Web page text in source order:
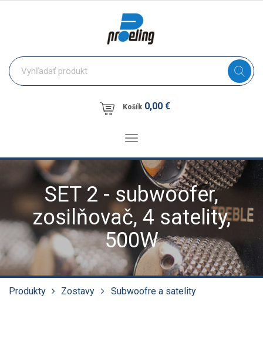
Košík 0,00 €
Toggle
SET 2 - subwoofer,
zosilňovač, 4 satelity,
500W
Produkty Zostavy Subwoofre a satelity